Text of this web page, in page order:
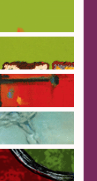
2007
2005
2003